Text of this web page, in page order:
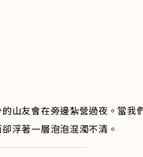
山友會在旁邊紮營過夜。當我
浮著一層泡泡混濁不清。